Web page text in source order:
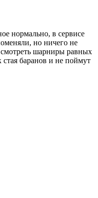
нормально, в сервисе
но ничего не
шарниры равных
стая баранов и не поймут